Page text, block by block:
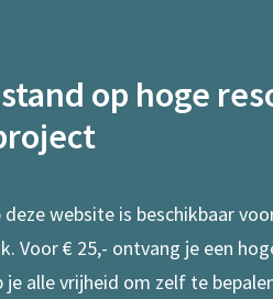
op hoge
website is beschikbaar
Voor € 25,- ontvang je een
je alle vrijheid om zelf te